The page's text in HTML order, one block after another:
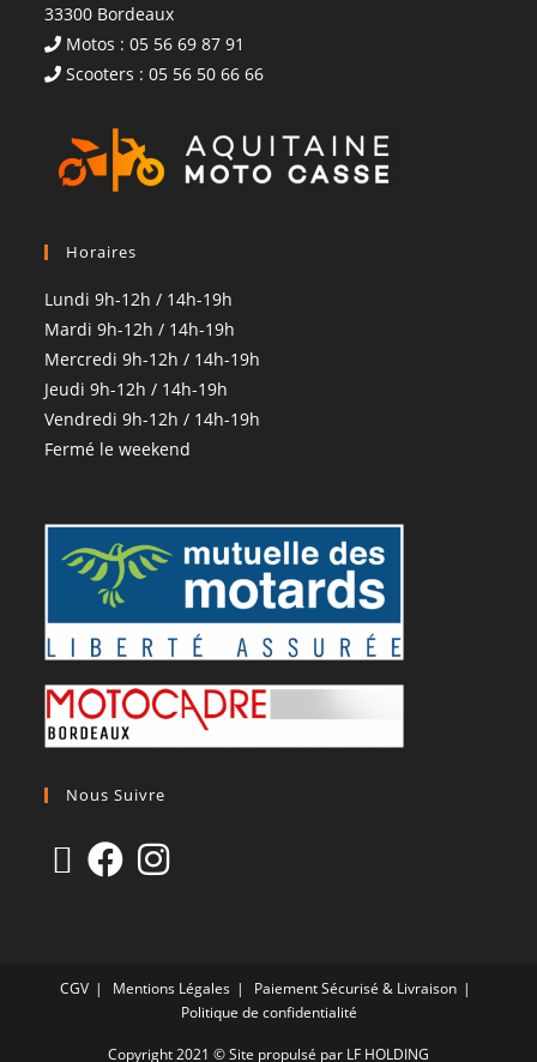
33300 Bordeaux
Motos : 05 56 69 87 91
Scooters : 05 56 50 66 66
Horaires
Lundi 9h-12h / 14h-19h
Mardi 9h-12h / 14h-19h
Mercredi 9h-12h / 14h-19h
Jeudi 9h-12h / 14h-19h
Vendredi 9h-12h / 14h-19h
Fermé le weekend
Nous Suivre
CGV Mentions Légales
Paiement Sécurisé & Livraison
Politique de confidentialité
Copyright 2021 © Site propulsé par LF HOLDING